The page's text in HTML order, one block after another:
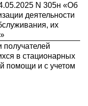
N 305н «Об
деятельности
их
в стационарных
помощи и с учетом